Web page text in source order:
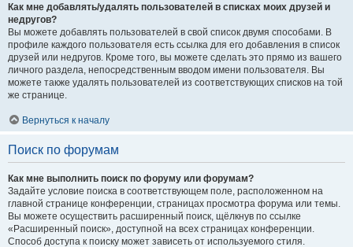
Как мне добавлять/удалять пользователей в списках моих друзей и
недругов?
Вы можете добавлять пользователей в свой список двумя способами. В
профиле каждого пользователя есть ссылка для его добавления в список
друзей или недругов. Кроме того, вы можете сделать это прямо из вашего
личного раздела, непосредственным вводом имени пользователя. Вы
можете также удалять пользователей из соответствующих списков на той
же странице.
Вернуться к началу
Поиск по форумам
Как мне выполнить поиск по форуму или форумам?
Задайте условие поиска в соответствующем поле, расположенном на
главной странице конференции, страницах просмотра форума или темы.
Вы можете осуществить расширенный поиск, щёлкнув по ссылке
«Расширенный поиск», доступной на всех страницах конференции.
Способ доступа к поиску может зависеть от используемого стиля.